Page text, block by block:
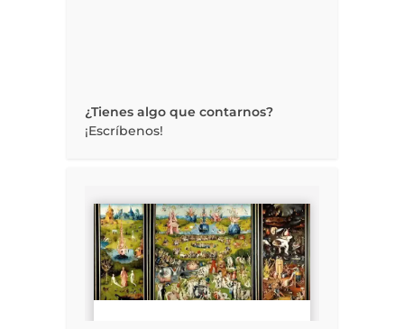
¿Tienes algo que contarnos?
¡Escríbenos!